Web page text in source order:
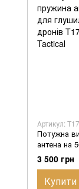
Артикул: T17
Потужна
антена на
РЕБ проти
3 500 грн
Купити